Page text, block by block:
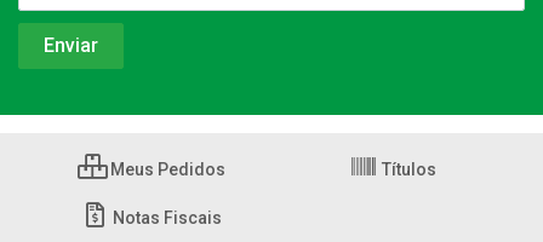
Meus Pedidos Títulos
Notas Fiscais